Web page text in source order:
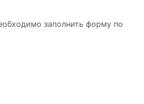
заполнить форму по